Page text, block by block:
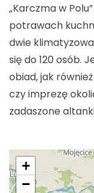
„Karczma w
potrawach
dwie
się do 120 osób.
obiad, jak
czy imprezę
zadaszone
+
−